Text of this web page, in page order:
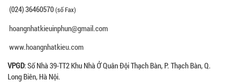
(024) 36460570(số Fax)
hoangnhatkieuinphun@gmail.com
www.hoangnhatkieu.com
VPGD: Số Nhà 39-TT2 Khu Nhà Ở Quân Đội Thạch Bàn, P. Thạch Bàn, Q.
Long Biên, Hà Nội.